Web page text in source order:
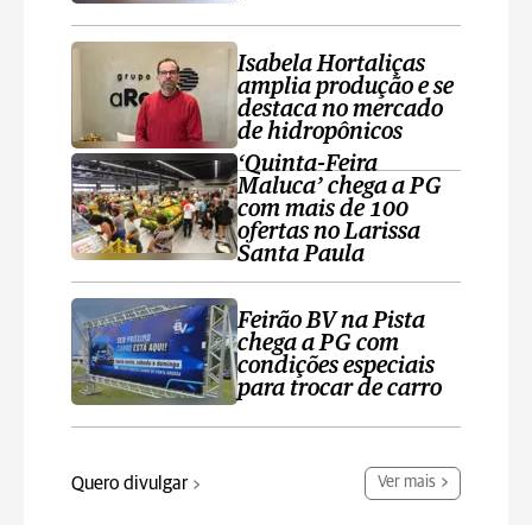
Isabela Hortaliças
amplia produção e se
destaca no mercado
de hidropônicos
‘Quinta-Feira
Maluca’ chega a PG
com mais de 100
ofertas no Larissa
Santa Paula
Feirão BV na Pista
chega a PG com
condições especiais
para trocar de carro
Quero divulgar Ver mais